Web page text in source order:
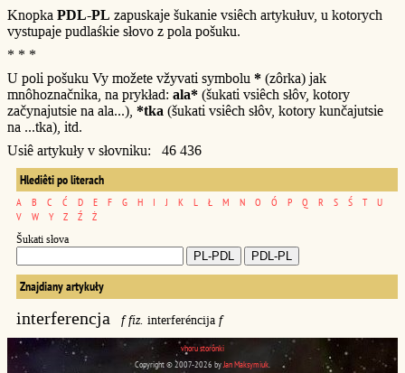
Knopka PDL-PL zapuskaje šukanie vsiêch artykułuv, u kotorych
vystupaje pudlaśkie słovo z pola pošuku.
* * *
U poli pošuku Vy možete vžyvati symbolu * (zôrka) jak
mnôhoznačnika, na prykład: ala* (šukati vsiêch słôv, kotory
začynajutsie na ala...), *tka (šukati vsiêch słôv, kotory kunčajutsie
na ...tka), itd.
Usiê artykuły v słovniku: 46 436
Hlediêti po literach
A B C Ć D E F G H I J K L Ł M N O Ó P Q R S Ś T
U
V
W Y Z Ź Ż
Šukati słova
Znajdiany artykuły
interferencja f fiz. interferéncija f
vhoru storônki
Copyright © 2007-2026 byJan Maksymiuk